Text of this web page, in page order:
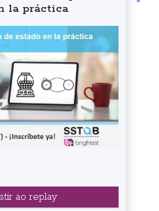
la práctica
ao replay